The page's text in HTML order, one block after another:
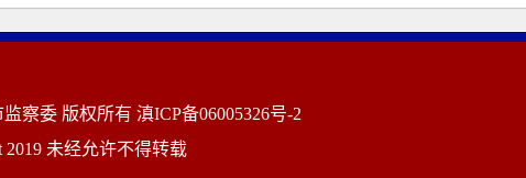
察委 版权所有 滇ICP备06005326号-2
2019 未经允许不得转载